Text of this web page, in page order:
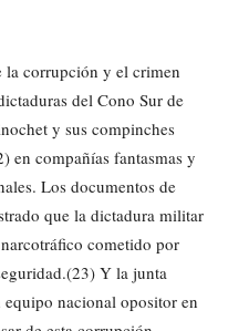
la corrupción y el crimen
del Cono Sur de
y sus compinches
en compañías fantasmas y
Los documentos de
que la dictadura militar
cometido por
Y la junta
nacional opositor en